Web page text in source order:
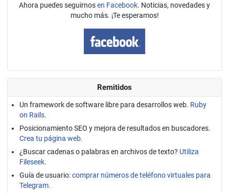
Ahora puedes seguirnosen Facebook. Noticias, novedades y
mucho más. ¡Te esperamos!
Remitidos
Un framework de software libre para desarrollos web. Ruby
on Rails.
Posicionamiento SEO y mejora de resultados en buscadores.
Crea tu página web.
¿Buscar cadenas o palabras en archivos de texto? Utiliza
Fileseek.
Guía de usuario:comprar números de teléfono virtuales para
Telegram.